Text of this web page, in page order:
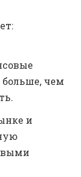
чем
и